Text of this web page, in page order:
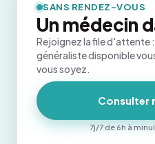
SANS RENDEZ-VOUS
Un médecin
Rejoignez la file d'attente
généraliste disponible
vous soyez.
Consulter
7j/7 de 6h à